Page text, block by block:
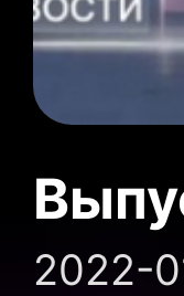
2022-